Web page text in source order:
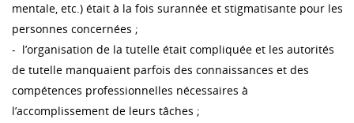
mentale, etc.) était à la fois surannée et stigmatisante pour les
personnes concernées ;
- l’organisation de la tutelle était compliquée et les autorités
de tutelle manquaient parfois des connaissances et des
compétences professionnelles nécessaires à
l’accomplissement de leurs tâches ;